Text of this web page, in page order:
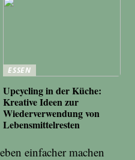
ESSEN
Upcycling in der Küche:
Kreative Ideen zur
Wiederverwendung von
Lebensmittelresten
einfacher machen